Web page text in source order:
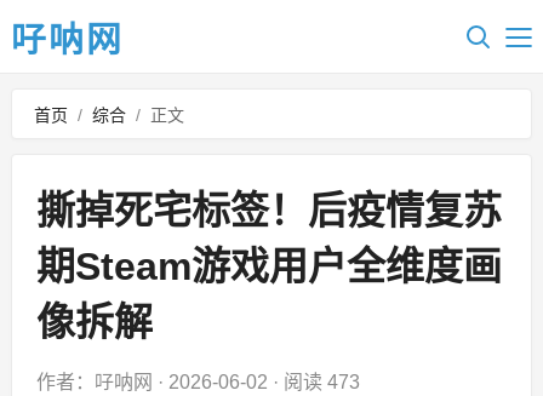
吇呐网
首页 / 综合 / 正文
撕掉死宅标签！后疫情复苏
期Steam游戏用户全维度画
像拆解
作者：吇呐网 · 2026-06-02 · 阅读 473